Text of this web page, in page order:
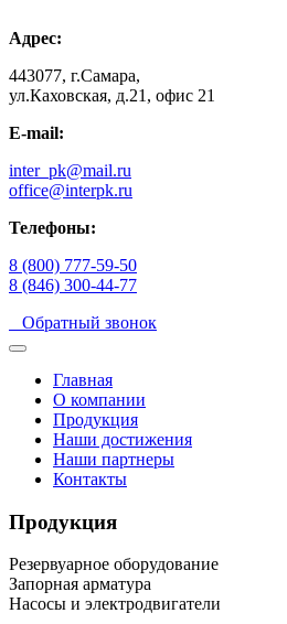
Адрес:
443077, г.Самара,
ул.Каховская, д.21, офис 21
E-mail:
inter_pk@mail.ru
office@interpk.ru
Телефоны:
8 (800) 777-59-50
8 (846) 300-44-77
Обратный звонок
Главная
О компании
Продукция
Наши достижения
Наши партнеры
Контакты
Продукция
Резервуарное оборудование
Запорная арматура
Насосы и электродвигатели